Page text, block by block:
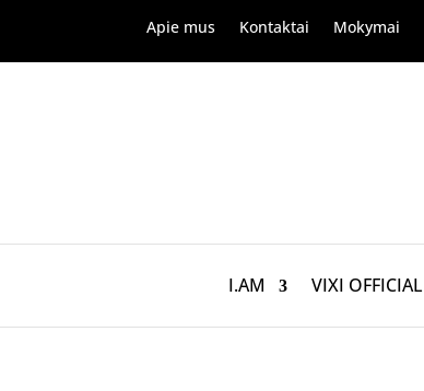
Apie mus Kontaktai Mokymai
I.AM VIXI OFFICIAL